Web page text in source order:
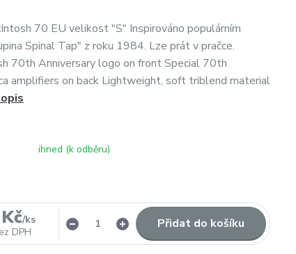
70 EU velikost "S" Inspirováno populárním
Spinal Tap" z roku 1984. Lze prát v pračce.
70th Anniversary logo on front Special 70th
amplifiers on back Lightweight, soft triblend material
ihned (k odběru)
/ks
DPH
Přidat do košíku